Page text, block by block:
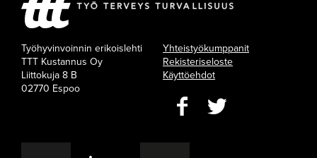
Työhyvinvoinnin erikoislehti
TTT Kustannus Oy
Liittokuja 8 B
02770 Espoo
Yhteistyökumppanit
Rekisteriseloste
Käyttöehdot